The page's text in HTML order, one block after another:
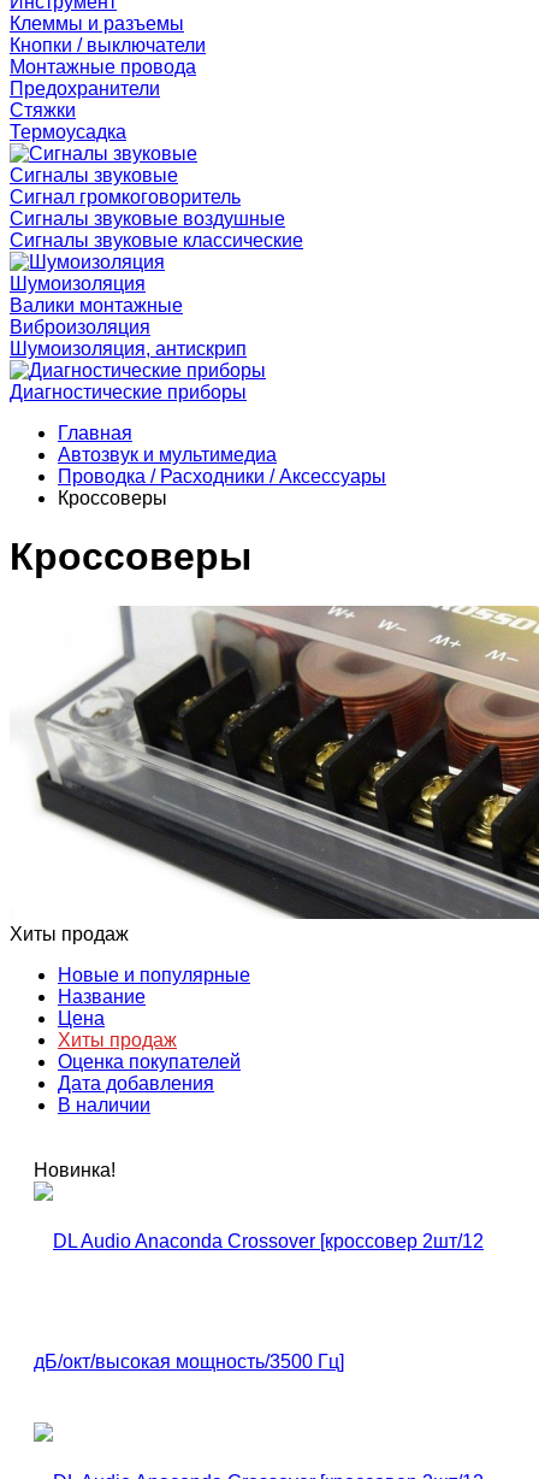
Клеммы и разъемы
Кнопки / выключатели
Монтажные провода
Предохранители
Стяжки
Термоусадка
Сигналы звуковые
Сигнал громкоговоритель
Сигналы звуковые воздушные
Сигналы звуковые классические
Шумоизоляция
Валики монтажные
Виброизоляция
Шумоизоляция, антискрип
Диагностические приборы
Главная
Автозвук и мультимедиа
Проводка / Расходники / Аксессуары
Кроссоверы
Кроссоверы
Хиты продаж
Новые и популярные
Название
Цена
Хиты продаж
Оценка покупателей
Дата добавления
В наличии
Новинка!